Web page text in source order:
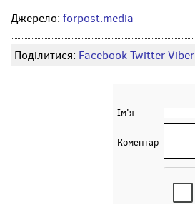
Джерело: forpost.media
Поділитися: FacebookTwitterViber
Ім'я
Коментар